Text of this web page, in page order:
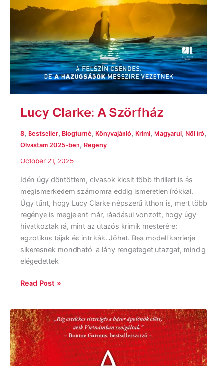
Lucy Clarke: A ​Szörfház
8, Bestseller, Blogturné, Könyvajánló, Krimi, Magyarul, Női író,
Olvastam 2025-ben, Regény
October 21, 2025
Idén úgy döntöttem, olvasok kicsit több thrillert is és
megismerkedem számomra eddig ismeretlen írókkal.
Úgy tűnt, hogy Lucy Clarke népszerű itthon is, mert több
regénye is megjelent már, ráadásul vonzott, hogy úgy
hivatkoztak rá, mint az utazós krimik mesterére:
egzotikus tájak és intrikák. Jöhet. Bea modell karrierje
sikeresnek mondható, a lány rengeteget utazgat, mindig
elégedettek
Read Post »
Kristin
Hannah:
A
nők